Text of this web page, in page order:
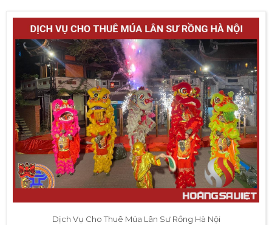
Dịch Vụ Cho Thuê Múa Lân Sư Rồng Hà Nội